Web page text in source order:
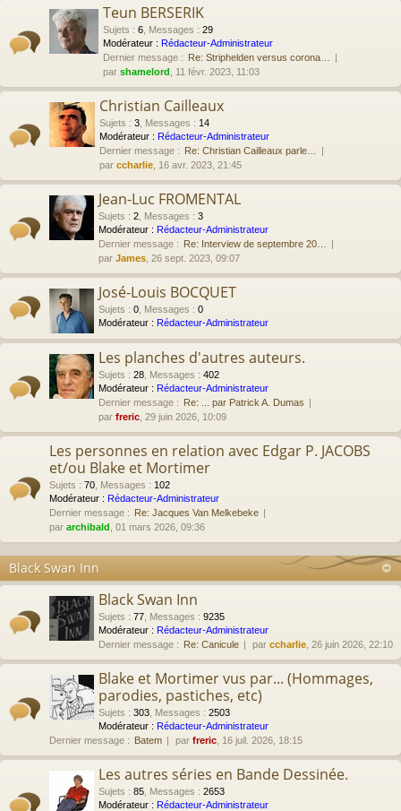
Teun BERSERIK
Sujets : 6 Messages : 29
Modérateur : Rédacteur-Administrateur
Dernier message : Re: Striphelden versus corona…
par shamelord , 11 févr. 2023, 11:03
Christian Cailleaux
Sujets : 3 Messages : 14
Modérateur : Rédacteur-Administrateur
Dernier message : Re: Christian Cailleaux parle…
par ccharlie , 16 avr. 2023, 21:45
Jean-Luc FROMENTAL
Sujets : 2 Messages : 3
Modérateur : Rédacteur-Administrateur
Dernier message : Re: Interview de septembre 20…
par James , 26 sept. 2023, 09:07
José-Louis BOCQUET
Sujets : 0 Messages : 0
Modérateur : Rédacteur-Administrateur
Les planches d'autres auteurs.
Sujets : 28 Messages : 402
Modérateur : Rédacteur-Administrateur
Dernier message : Re: ... par Patrick A. Dumas
par freric , 29 juin 2026, 10:09
Les personnes en relation avec Edgar P. JACOBS
et/ou Blake et Mortimer
Sujets : 70 Messages : 102
Modérateur : Rédacteur-Administrateur
Dernier message : Re: Jacques Van Melkebeke
par archibald , 01 mars 2026, 09:36
Black Swan Inn
Black Swan Inn
Sujets : 77 Messages : 9235
Modérateur : Rédacteur-Administrateur
Dernier message : Re: Canicule par ccharlie , 26 juin 2026, 22:10
Blake et Mortimer vus par... (Hommages,
parodies, pastiches, etc)
Sujets : 303 Messages : 2503
Modérateur : Rédacteur-Administrateur
Dernier message : Batem par freric , 16 juil. 2026, 18:15
Les autres séries en Bande Dessinée.
Sujets : 85 Messages : 2653
Modérateur : Rédacteur-Administrateur